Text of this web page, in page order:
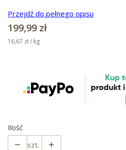
Przejdź do pełnego opisu
Cena
199,99 zł
16,67 zł / kg
Ilość
szt.